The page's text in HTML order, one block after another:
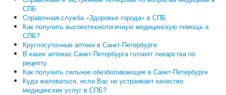
СПБ
Справочная служба «Здоровье города» в СПБ
Как получить высокотехнологичную медицинскую помощь в
СПБ?
Круглосуточные аптеки в Санкт-Петербурге
В каких аптеках Санкт-Петербурга готовят лекарства по
рецепту
Как получить сильное обезболивающее в Санкт-Петербурге
Куда жаловаться, если Вас не устраивает качество
медицинских услуг в СПБ?